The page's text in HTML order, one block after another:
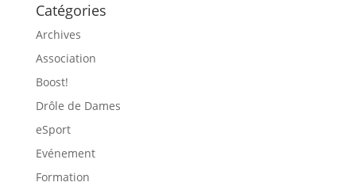
Catégories
Archives
Association
Boost!
Drôle de Dames
eSport
Evénement
Formation